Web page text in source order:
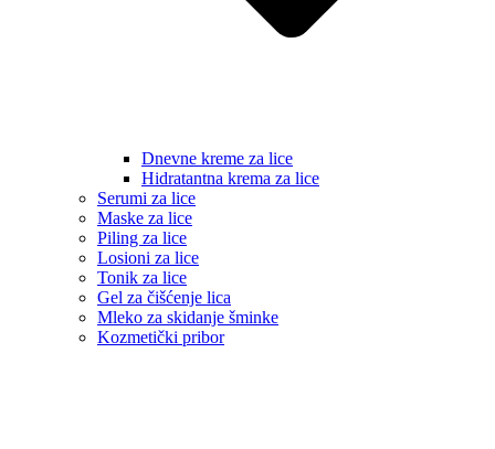
Dnevne kreme za lice
Hidratantna krema za lice
Serumi za lice
Maske za lice
Piling za lice
Losioni za lice
Tonik za lice
Gel za čišćenje lica
Mleko za skidanje šminke
Kozmetički pribor